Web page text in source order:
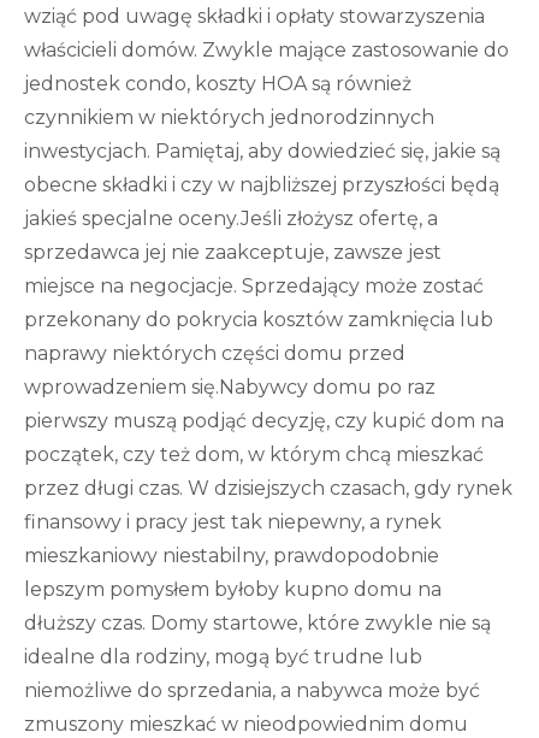
wziąć pod uwagę składki i opłaty stowarzyszenia
właścicieli domów. Zwykle mające zastosowanie do
jednostek condo, koszty HOA są również
czynnikiem w niektórych jednorodzinnych
inwestycjach. Pamiętaj, aby dowiedzieć się, jakie są
obecne składki i czy w najbliższej przyszłości będą
jakieś specjalne oceny.Jeśli złożysz ofertę, a
sprzedawca jej nie zaakceptuje, zawsze jest
miejsce na negocjacje. Sprzedający może zostać
przekonany do pokrycia kosztów zamknięcia lub
naprawy niektórych części domu przed
wprowadzeniem się.Nabywcy domu po raz
pierwszy muszą podjąć decyzję, czy kupić dom na
początek, czy też dom, w którym chcą mieszkać
przez długi czas. W dzisiejszych czasach, gdy rynek
finansowy i pracy jest tak niepewny, a rynek
mieszkaniowy niestabilny, prawdopodobnie
lepszym pomysłem byłoby kupno domu na
dłuższy czas. Domy startowe, które zwykle nie są
idealne dla rodziny, mogą być trudne lub
niemożliwe do sprzedania, a nabywca może być
zmuszony mieszkać w nieodpowiednim domu